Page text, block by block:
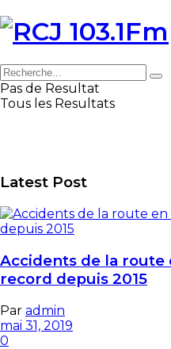
Pas de Resultat
Tous les Resultats
Latest Post
Accidents de la route
record depuis 2015
Par admin
mai 31, 2019
0